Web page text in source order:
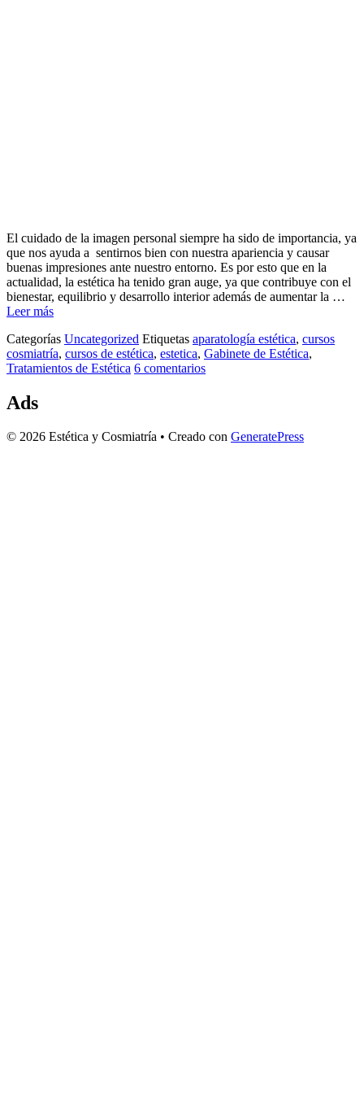
El cuidado de la imagen personal siempre ha sido de importancia, ya
que nos ayuda a sentirnos bien con nuestra apariencia y causar
buenas impresiones ante nuestro entorno. Es por esto que en la
actualidad, la estética ha tenido gran auge, ya que contribuye con el
bienestar, equilibrio y desarrollo interior además de aumentar la …
Leer más
Categorías Uncategorized Etiquetas aparatología estética, cursos
cosmiatría, cursos de estética, estetica, Gabinete de Estética,
Tratamientos de Estética 6 comentarios
Ads
© 2026 Estética y Cosmiatría • Creado con GeneratePress